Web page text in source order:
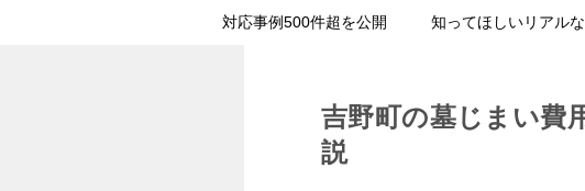
対応事例500件超を公開 知ってほしいリアル
吉野町の墓じまい費
説